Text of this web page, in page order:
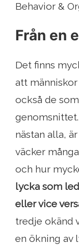
Behavior &
Från en
Det finns
att
också de
nästan alla,
väcker
och hur
lycka som
eller vice
tredje okänd
en ökning av